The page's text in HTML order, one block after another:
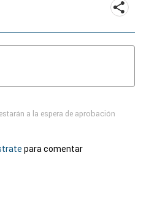
a la espera de aprobación
para comentar